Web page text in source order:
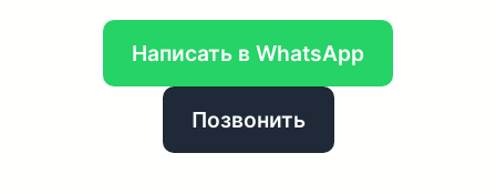
Написать в WhatsApp
Позвонить